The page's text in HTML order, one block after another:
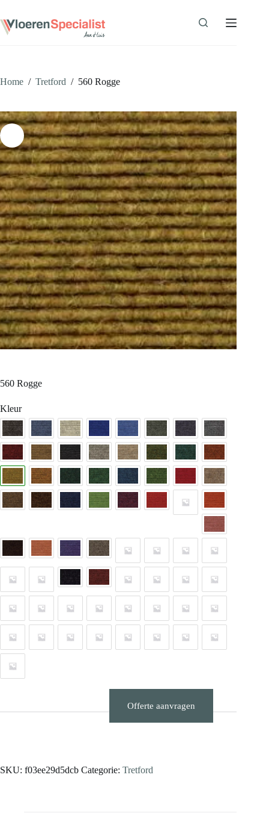
de
inhoud
Home / Tretford / 560 Rogge
560 Rogge
Kleur
Offerte aanvragen
SKU: f03ee29d5dcb Categorie: Tretford